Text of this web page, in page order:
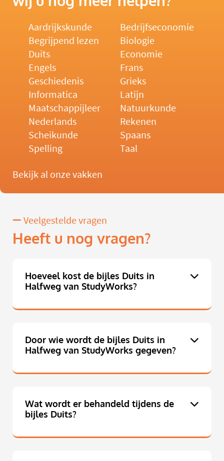
Aardrijkskunde
Bedrijfseconomie
Begrijpend lezen
Biologie
Duits
Economie
Engels
Frans
Geschiedenis
Grieks
Informatica
Latijn
Maatschappijleer
Natuurkunde
Nederlands
Rekenen
Scheikunde
Spaans
Spelling
Taal
Bekijk al onze vakken
Veelgestelde vragen
Heeft u nog vragen?
Hoeveel kost de bijles Duits in
Halfweg van StudyWorks?
Door wie wordt de bijles Duits in
Halfweg van StudyWorks gegeven?
Wat wordt er behandeld tijdens de
bijles Duits?